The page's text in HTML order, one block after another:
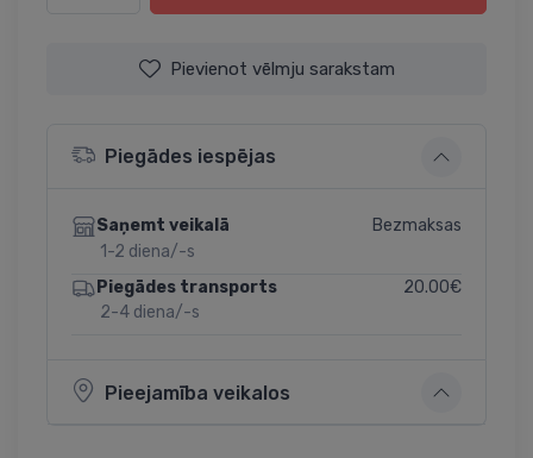
Pievienot vēlmju sarakstam
Piegādes iespējas
Saņemt veikalā
1-2 diena/-s
Bezmaksas
Piegādes transports
2-4 diena/-s
20.00€
Pieejamība veikalos